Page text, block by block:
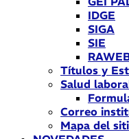
IDGE
SIGA
SIE
Títulos y
Salud
Correo
Mapa del